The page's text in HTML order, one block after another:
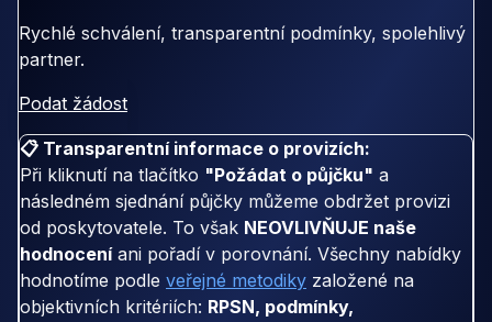
Rychlé schválení, transparentní podmínky, spolehlivý
partner.
Podat žádost
📋 Transparentní informace o provizích:
Při kliknutí na tlačítko "Požádat o půjčku" a
následném sjednání půjčky můžeme obdržet provizi
od poskytovatele. To však NEOVLIVŇUJE naše
hodnoceníani pořadí v porovnání. Všechny nabídky
hodnotíme podle veřejné metodiky založené na
objektivních kritériích: RPSN, podmínky,